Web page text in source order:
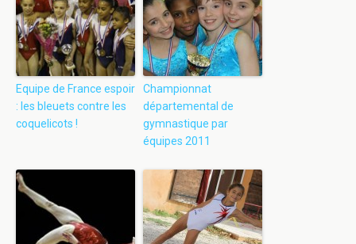
Equipe de France espoir
: les bleuets contre les
coquelicots !
Championnat
départemental de
gymnastique par
équipes 2011